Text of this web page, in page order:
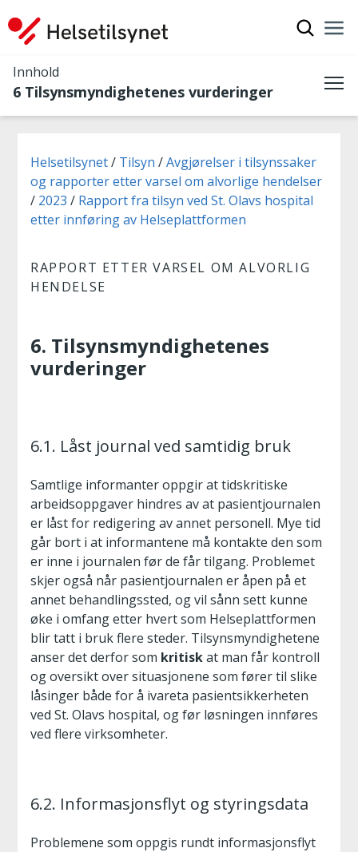
Innhold
6 Tilsynsmyndighetenes vurderinger
Du er her:
Helsetilsynet Tilsyn
Avgjørelser i tilsynssaker
og rapporter etter varsel om alvorlige hendelser
2023
Rapport fra tilsyn ved St. Olavs hospital
etter innføring av Helseplattformen
RAPPORT ETTER VARSEL OM ALVORLIG
HENDELSE
6. Tilsynsmyndighetenes
vurderinger
6.1. Låst journal ved samtidig bruk
Samtlige informanter oppgir at tidskritiske
arbeidsoppgaver hindres av at pasientjournalen
er låst for redigering av annet personell. Mye tid
går bort i at informantene må kontakte den som
er inne i journalen før de får tilgang. Problemet
skjer også når pasientjournalen er åpen på et
annet behandlingssted, og vil sånn sett kunne
øke i omfang etter hvert som Helseplattformen
blir tatt i bruk flere steder. Tilsynsmyndighetene
anser det derfor som kritiskat man får kontroll
og oversikt over situasjonene som fører til slike
låsinger både for å ivareta pasientsikkerheten
ved St. Olavs hospital, og før løsningen innføres
ved flere virksomheter.
6.2. Informasjonsflyt og styringsdata
Problemene som oppgis rundt informasjonsflyt